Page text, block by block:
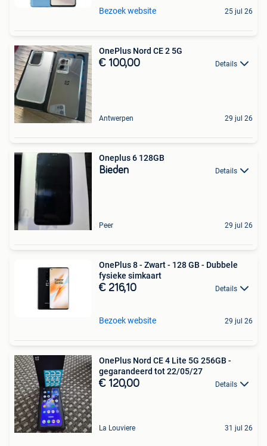
Bezoek website 25 jul 26
OnePlus Nord CE 2 5G
€ 100,00 Details
Antwerpen 29 jul 26
Oneplus 6 128GB
Bieden Details
Peer 29 jul 26
OnePlus 8 - Zwart - 128 GB - Dubbele
fysieke simkaart
€ 216,10 Details
Bezoek website 29 jul 26
OnePlus Nord CE 4 Lite 5G 256GB -
gegarandeerd tot 22/05/27
€ 120,00 Details
La Louviere 31 jul 26